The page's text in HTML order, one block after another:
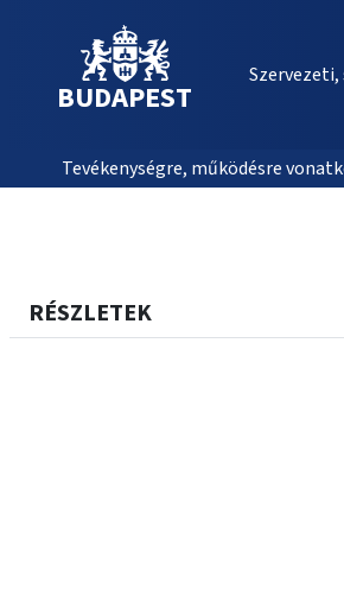
BUDAPEST
Tevékenységre, működésre
RÉSZLETEK